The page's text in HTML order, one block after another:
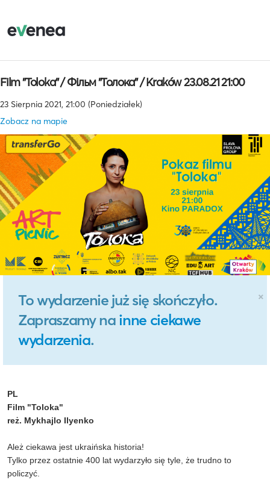
Film "Toloka" / Фільм "Толока" / Kraków 23.08.21 21:00
23 Sierpnia 2021, 21:00 (Poniedziałek)
Zobacz na mapie
×
To wydarzenie już się skończyło.
Zapraszamy na inne ciekawe
wydarzenia.
PL
Film "Toloka"
reż. Mykhajlo Ilyenko
Ależ ciekawa jest ukraińska historia!
Tylko przez ostatnie 400 lat wydarzyło się tyle, że trudno to
policzyć.